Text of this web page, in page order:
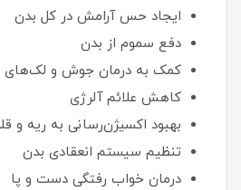
ایجاد حس آرامش در کل بدن
دفع سموم از بدن
کمک به درمان جوش و
کاهش علائم آلرژی
بهبود اکسیژن‌رسانی به ریه و
تنظیم سیستم انعقادی بدن
درمان خواب رفتگی دست و پا